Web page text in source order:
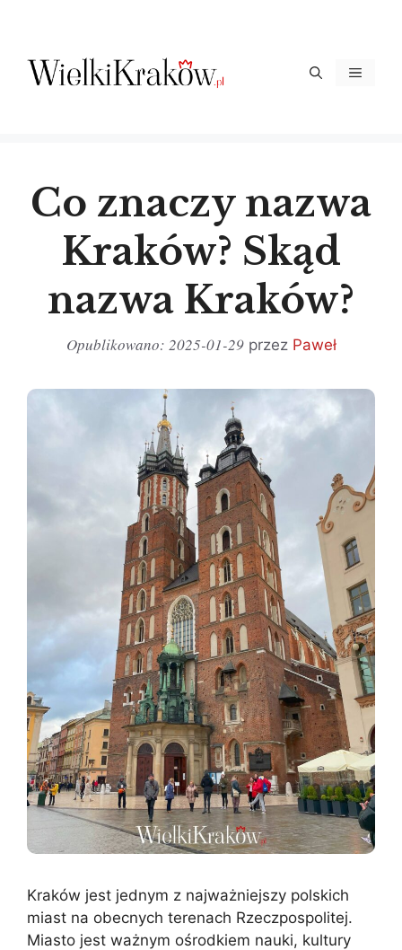
treści
Menu
Co znaczy nazwa
Kraków? Skąd
nazwa Kraków?
2025-01-29 przez Paweł
Kraków jest jednym z najważniejszy polskich
miast na obecnych terenach Rzeczpospolitej.
Miasto jest ważnym ośrodkiem nauki, kultury